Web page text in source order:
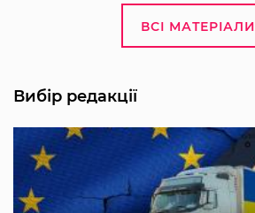
ВСІ МАТЕРІАЛИ
Вибір редакції